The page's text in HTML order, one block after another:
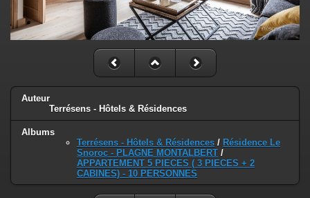
Auteur
Terrésens - Hôtels & Résidences
Albums
Terrésens - Hôtels & Résidences / Résidence Le
Snoroc - PLAGNE MONTALBERT /
APPARTEMENT 5 PIECES ( 3 PIECES + 2
CABINES) - 10 PERSONNES